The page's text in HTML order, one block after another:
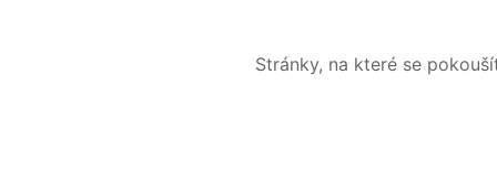
Stránky, na které se